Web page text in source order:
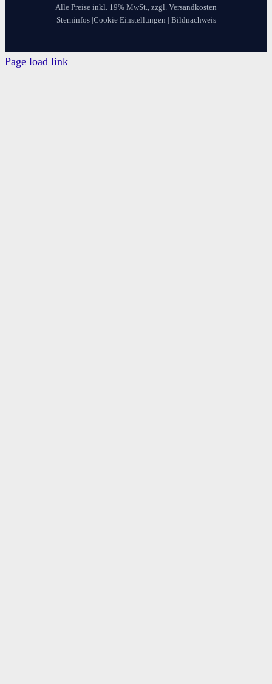
Alle Preise inkl. 19% MwSt., zzgl. Versandkosten
Sterninfos|Cookie Einstellungen | Bildnachweis
Page load link